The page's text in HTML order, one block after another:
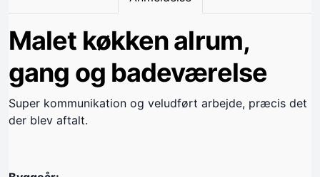
Malet køkken alrum,
gang og badeværelse
Super kommunikation og veludført arbejde, præcis det
der blev aftalt.